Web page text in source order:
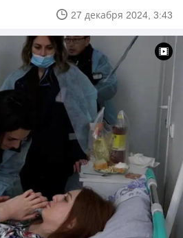
27 декабря 2024, 3:43